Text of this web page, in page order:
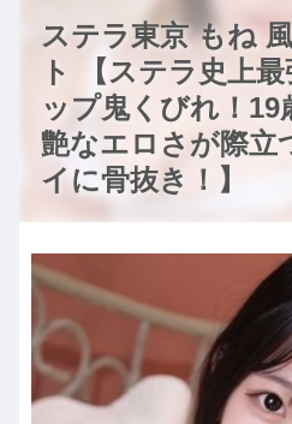
ステラ東京 もね
ト 【ステラ史上
ップ鬼くびれ！
艶なエロさが際立
イに骨抜き！】